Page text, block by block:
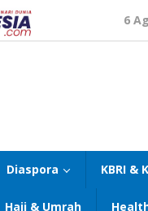
6
Diaspora KBRI &
Haji & Umrah